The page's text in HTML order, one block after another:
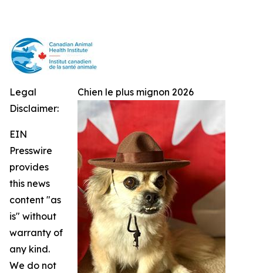
Chien le plus mignon 2026
Legal
Disclaimer:
EIN
Presswire
provides
this news
content "as
is" without
warranty of
any kind.
We do not